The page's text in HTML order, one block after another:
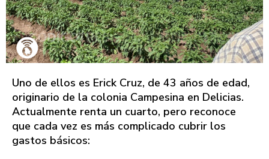
Uno de ellos es Erick Cruz, de 43 años de edad,
originario de la colonia Campesina en Delicias.
Actualmente renta un cuarto, pero reconoce
que cada vez es más complicado cubrir los
gastos básicos: